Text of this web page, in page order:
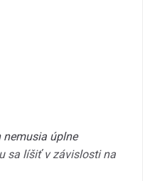
nemusia úplne
sa líšiť v závislosti na